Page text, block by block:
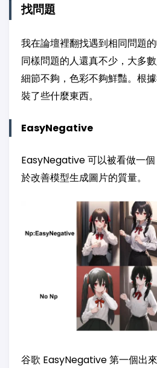
找問題
我在論壇裡翻找遇到相同問題
同樣問題的人還真不少，大多
細節不夠，色彩不夠鮮豔。根
裝了些什麼東西。
EasyNegative
EasyNegative 可以被看做一
於改善模型生成圖片的質量。
谷歌 EasyNegative 第一個出